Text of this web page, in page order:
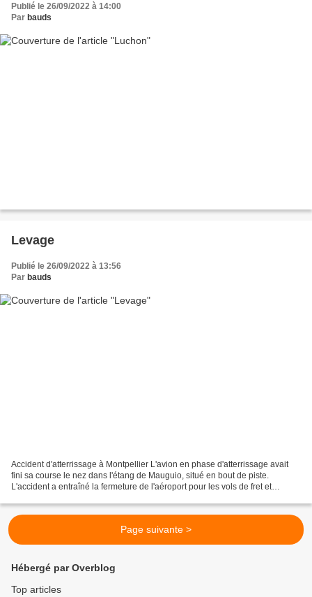
Publié le 26/09/2022 à 14:00
Par bauds
Levage
Publié le 26/09/2022 à 13:56
Par bauds
Accident d'atterrissage à Montpellier L'avion en phase d'atterrissage avait
fini sa course le nez dans l'étang de Mauguio, situé en bout de piste.
L'accident a entraîné la fermeture de l'aéroport pour les vols de fret et
Page suivante >
Hébergé par Overblog
Top articles